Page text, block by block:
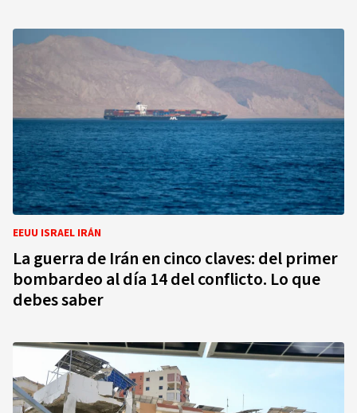
EEUU ISRAEL IRÁN
La guerra de Irán en cinco claves: del primer
bombardeo al día 14 del conflicto. Lo que
debes saber